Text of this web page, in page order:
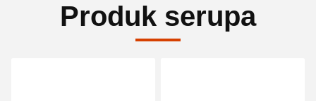
Produk serupa